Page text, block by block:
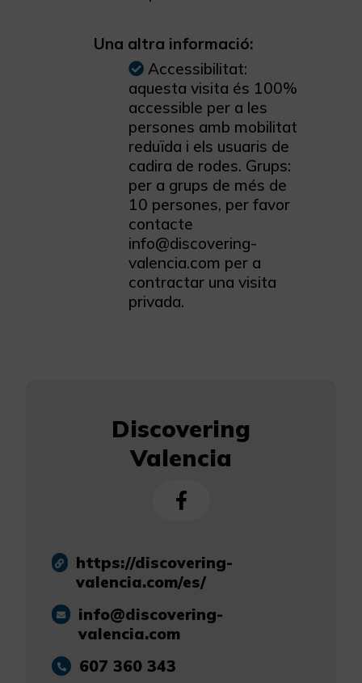
Una altra informació:
Accessibilitat:
aquesta visita és 100%
accessible per a les
persones amb mobilitat
reduïda i els usuaris de
cadira de rodes. Grups:
per a grups de més de
10 persones, per favor
contacte
info@discovering-
valencia.com per a
contractar una visita
privada.
Discovering
Valencia
https://discovering-
valencia.com/es/
info@discovering-
valencia.com
607 360 343